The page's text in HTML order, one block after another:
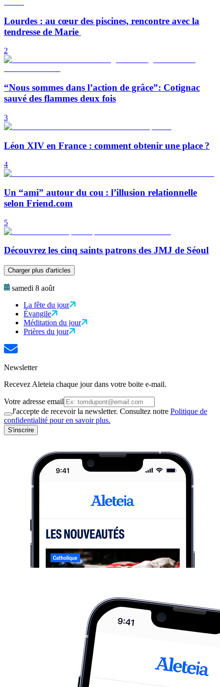
Lourdes : au cœur des piscines, rencontre avec la
tendresse de Marie
2
“Nous sommes dans l’action de grâce”: Cotignac
sauvé des flammes deux fois
3
Léon XIV en France : comment obtenir une place ?
4
Un “ami” autour du cou : l’illusion relationnelle
selon Friend.com
5
Découvrez les cinq saints patrons des JMJ de Séoul
Charger plus d'articles
samedi 8 août
La fête du jour
Évangile
Méditation du jour
Prières du jour
Newsletter
Recevez Aleteia chaque jour dans votre boite e-mail.
Votre adresse email
J'accepte de recevoir la newsletter. Consultez notre Politique de
confidentialité pour en savoir plus.
S'inscrire